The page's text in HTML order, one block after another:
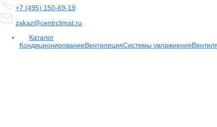
+7 (495) 150-69-19
zakaz@centrclimat.ru
Каталог
КондиционированиеВентиляцияСистемы увлажнения